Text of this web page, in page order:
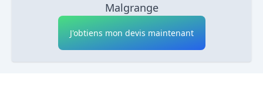
Malgrange
J'obtiens mon devis maintenant